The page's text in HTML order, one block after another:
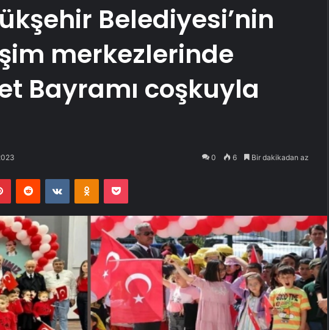
Belediyesi’nin
merkezlerinde
Bayramı coşkuyla
0 6 Bir dakikadan az
PinterestReddit VKontakteOdnoklassniki
Pocket